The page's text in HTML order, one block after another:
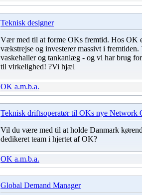
Teknisk designer
Vær med til at forme OKs fremtid. Hos OK
vækstrejse og investerer massivt i
vaskehaller og tankanlæg - og vi har brug
til virkelighed! ?Vi hjæl
OK a.m.b.a.
Teknisk driftsoperatør til OKs nye Network
Vil du være med til at holde Danmark
dedikeret team i hjertet af OK?
OK a.m.b.a.
Global Demand Manager